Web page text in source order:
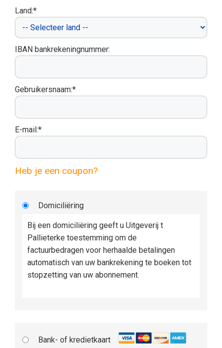
Land:*
IBAN bankrekeningnummer:
Gebruikersnaam:*
E-mail:*
Heb je een coupon?
Domiciliëring
Bij een domiciliëring geeft u Uitgeverij t
Pallieterke toestemming om de
factuurbedragen voor herhaalde betalingen
automatisch van uw bankrekening te boeken tot
stopzetting van uw abonnement.
Bank- of kredietkaart